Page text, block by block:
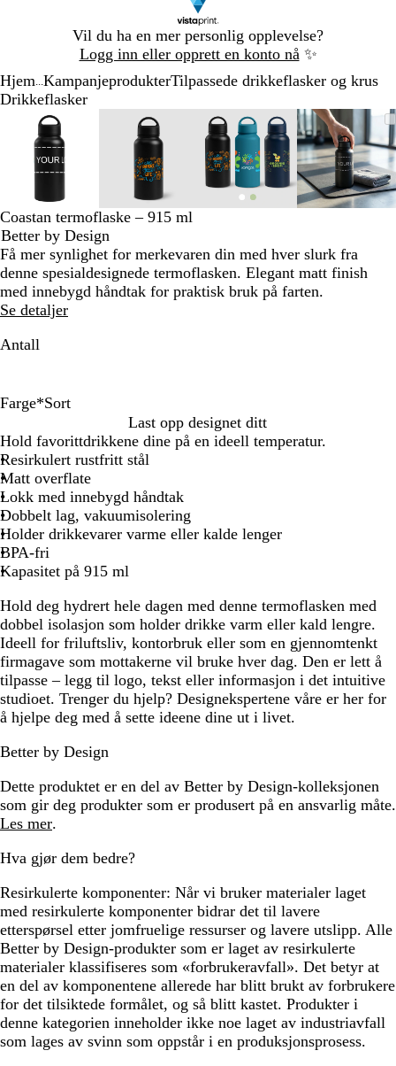
Vil du ha en mer personlig opplevelse?
Logg inn eller opprett en konto nå ✨
1
Hjem KampanjeprodukterTilpassede drikkeflasker og krus
Drikkeflasker
Bilde
som
kan
zoomes
Zoomet
til
minimum
Klikk
for
å
utvide
Bruk
tastene
pluss
og
for
zoome
og
piltastene
for
å
Bilde
som
kan
zoomes
Zoomet
til
minimum
Klikk
for
å
utvide
Bruk
tastene
pluss
og
minus
for
zoome
og
piltastene
Bilde
som
kan
zoomes
Zoomet
til
minimum
Klikk
for
å
utvide
Bruk
tastene
pluss
og
minus
for
zoome
og
piltastene
for
Bilde
som
kan
zoomes
Zoomet
til
Klikk
for
å
utvide
Bruk
tastene
pluss
og
minus
for
zoome
og
Lysbilde
Coastan termoflaske – 915 ml
Better by Design
Få mer synlighet for merkevaren din med hver slurk fra
denne spesialdesignede termoflasken. Elegant matt finish
med innebygd håndtak for praktisk bruk på farten.
Se detaljer
Antall
Farge*Sort
o
r
t
a
r
i
n
e
b
l
å
v
i
t
r
ø
n
n
l
å
g
r
ø
n
n
Last opp designet ditt
Hold favorittdrikkene dine på en ideell temperatur.
Resirkulert rustfritt stål
Matt overflate
Lokk med innebygd håndtak
Dobbelt lag, vakuumisolering
Holder drikkevarer varme eller kalde lenger
BPA-fri
Kapasitet på 915 ml
Hold deg hydrert hele dagen med denne termoflasken med
dobbel isolasjon som holder drikke varm eller kald lengre.
Ideell for friluftsliv, kontorbruk eller som en gjennomtenkt
firmagave som mottakerne vil bruke hver dag. Den er lett å
tilpasse – legg til logo, tekst eller informasjon i det intuitive
studioet. Trenger du hjelp? Designekspertene våre er her for
å hjelpe deg med å sette ideene dine ut i livet.
Better by Design
Dette produktet er en del av Better by Design-kolleksjonen
som gir deg produkter som er produsert på en ansvarlig måte.
Les mer.
Hva gjør dem bedre?
Resirkulerte komponenter: Når vi bruker materialer laget
med resirkulerte komponenter bidrar det til lavere
etterspørsel etter jomfruelige ressurser og lavere utslipp. Alle
Better by Design-produkter som er laget av resirkulerte
materialer klassifiseres som «forbrukeravfall». Det betyr at
en del av komponentene allerede har blitt brukt av forbrukere
for det tilsiktede formålet, og så blitt kastet. Produkter i
denne kategorien inneholder ikke noe laget av industriavfall
som lages av svinn som oppstår i en produksjonsprosess.